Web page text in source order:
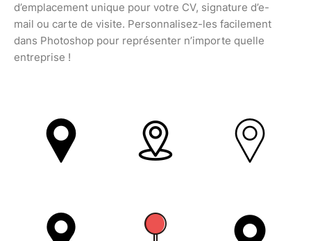
d’emplacement unique pour votre CV, signature d’e-
mail ou carte de visite. Personnalisez-les facilement
dans Photoshop pour représenter n’importe quelle
entreprise !